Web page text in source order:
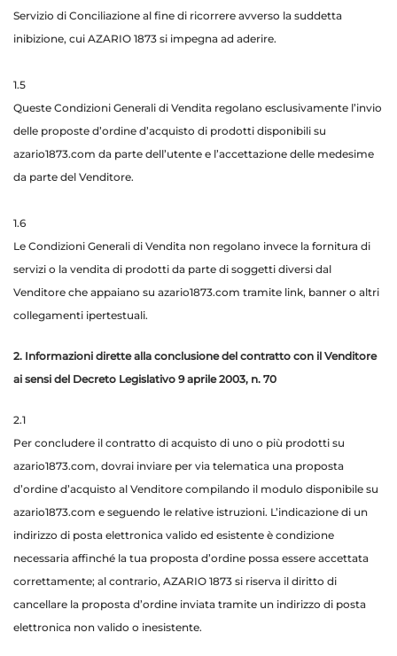
Servizio di Conciliazione al fine di ricorrere avverso la suddetta
inibizione, cui AZARIO 1873 si impegna ad aderire.
1.5
Queste Condizioni Generali di Vendita regolano esclusivamente l’invio
delle proposte d’ordine d’acquisto di prodotti disponibili su
azario1873.com da parte dell’utente e l’accettazione delle medesime
da parte del Venditore.
1.6
Le Condizioni Generali di Vendita non regolano invece la fornitura di
servizi o la vendita di prodotti da parte di soggetti diversi dal
Venditore che appaiano su azario1873.com tramite link, banner o altri
collegamenti ipertestuali.
2. Informazioni dirette alla conclusione del contratto con il Venditore
ai sensi del Decreto Legislativo 9 aprile 2003, n. 70
2.1
Per concludere il contratto di acquisto di uno o più prodotti su
azario1873.com, dovrai inviare per via telematica una proposta
d’ordine d’acquisto al Venditore compilando il modulo disponibile su
azario1873.com e seguendo le relative istruzioni. L’indicazione di un
indirizzo di posta elettronica valido ed esistente è condizione
necessaria affinché la tua proposta d’ordine possa essere accettata
correttamente; al contrario, AZARIO 1873 si riserva il diritto di
cancellare la proposta d’ordine inviata tramite un indirizzo di posta
elettronica non valido o inesistente.